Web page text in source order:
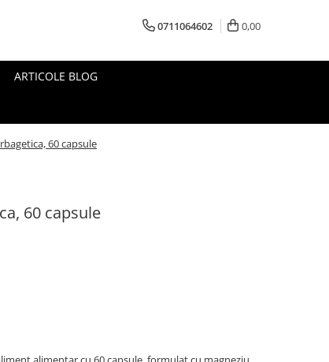
0711064602 0,00
ARTICOLE BLOG
60 capsule
60 capsule